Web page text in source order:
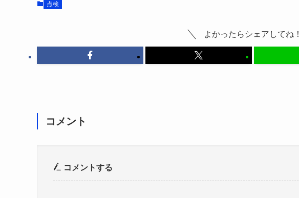
点検
よかったらシェアしてね！
コメント
コメントする